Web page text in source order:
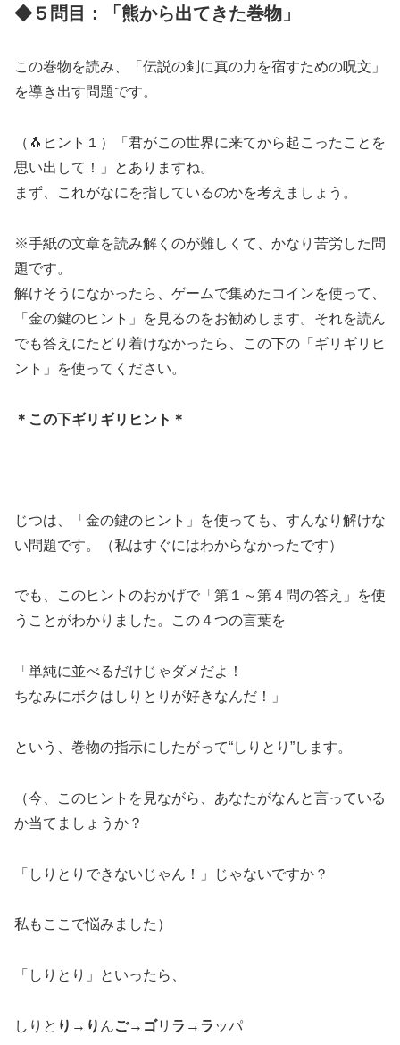
◆５問目：「熊から出てきた巻物」
この巻物を読み、「伝説の剣に真の力を宿すための呪文」
を導き出す問題です。
（🐧ヒント１）「君がこの世界に来てから起こったことを
思い出して！」とありますね。
まず、これがなにを指しているのかを考えましょう。
※手紙の文章を読み解くのが難しくて、かなり苦労した問
題です。
解けそうになかったら、ゲームで集めたコインを使って、
「金の鍵のヒント」を見るのをお勧めします。それを読ん
でも答えにたどり着けなかったら、この下の「ギリギリヒ
ント」を使ってください。
＊この下ギリギリヒント＊
じつは、「金の鍵のヒント」を使っても、すんなり解けな
い問題です。（私はすぐにはわからなかったです）
でも、このヒントのおかげで「第１～第４問の答え」を使
うことがわかりました。この４つの言葉を
「単純に並べるだけじゃダメだよ！
ちなみにボクはしりとりが好きなんだ！」
という、巻物の指示にしたがって“しりとり”します。
（今、このヒントを見ながら、あなたがなんと言っている
か当てましょうか？
「しりとりできないじゃん！」じゃないですか？
私もここで悩みました）
「しりとり」といったら、
しりと り → り んご→ ゴリ ラ → ラ ッパ